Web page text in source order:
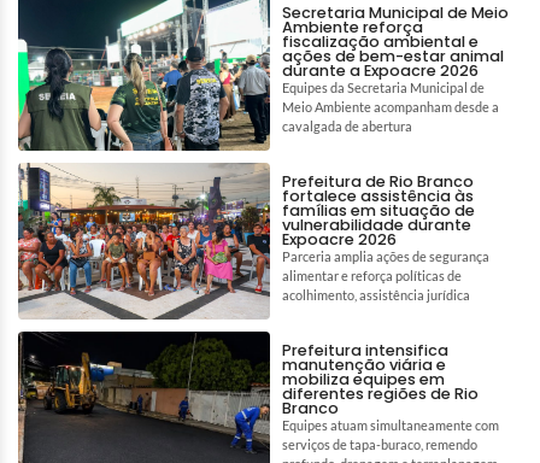
Secretaria Municipal de Meio
Ambiente reforça
fiscalização ambiental e
ações de bem-estar animal
durante a Expoacre 2026
Equipes da Secretaria Municipal de
Meio Ambiente acompanham desde a
cavalgada de abertura
Prefeitura de Rio Branco
fortalece assistência às
famílias em situação de
vulnerabilidade durante
Expoacre 2026
Parceria amplia ações de segurança
alimentar e reforça políticas de
acolhimento, assistência jurídica
Prefeitura intensifica
manutenção viária e
mobiliza equipes em
diferentes regiões de Rio
Branco
Equipes atuam simultaneamente com
serviços de tapa-buraco, remendo